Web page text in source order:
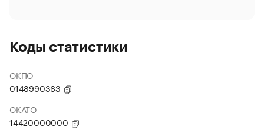
Коды статистики
ОКПО
0148990363
ОКАТО
14420000000